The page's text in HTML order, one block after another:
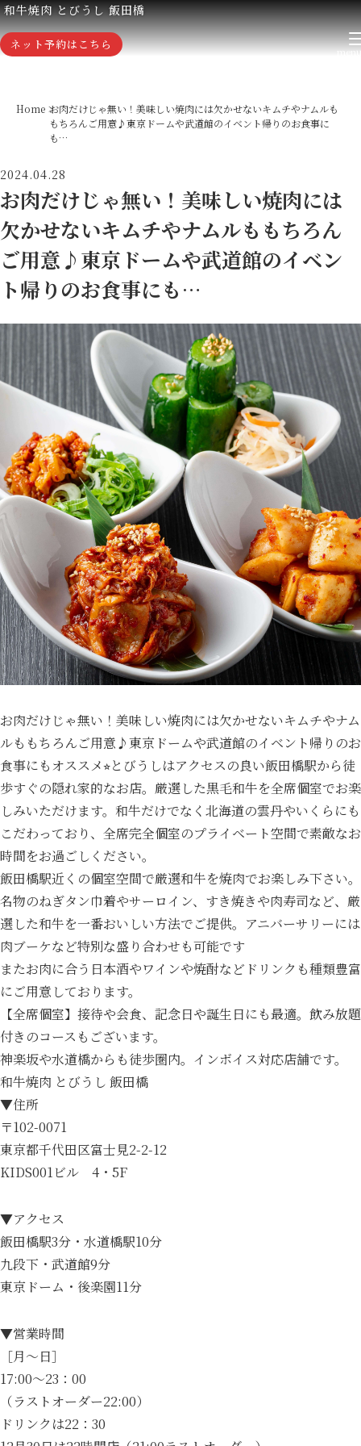
和牛焼肉 とびうし 飯田橋
ネット予約はこちら
Home お肉だけじゃ無い！美味しい焼肉には欠かせないキムチやナムルも
もちろんご用意♪東京ドームや武道館のイベント帰りのお食事に
も…
2024.04.28
お肉だけじゃ無い！美味しい焼肉には
欠かせないキムチやナムルももちろん
ご用意♪東京ドームや武道館のイベン
ト帰りのお食事にも…
お肉だけじゃ無い！美味しい焼肉には欠かせないキムチやナム
ルももちろんご用意♪東京ドームや武道館のイベント帰りのお
食事にもオススメ⭐︎とびうしはアクセスの良い飯田橋駅から徒
歩すぐの隠れ家的なお店。厳選した黒毛和牛を全席個室でお楽
しみいただけます。和牛だけでなく北海道の雲丹やいくらにも
こだわっており、全席完全個室のプライベート空間で素敵なお
時間をお過ごしください。
飯田橋駅近くの個室空間で厳選和牛を焼肉でお楽しみ下さい。
名物のねぎタン巾着やサーロイン、すき焼きや肉寿司など、厳
選した和牛を一番おいしい方法でご提供。アニバーサリーには
肉ブーケなど特別な盛り合わせも可能です
またお肉に合う日本酒やワインや焼酎などドリンクも種類豊富
にご用意しております。
【全席個室】接待や会食、記念日や誕生日にも最適。飲み放題
付きのコースもございます。
神楽坂や水道橋からも徒歩圏内。インボイス対応店舗です。
和牛焼肉 とびうし 飯田橋
▼住所
〒102-0071
東京都千代田区富士見2-2-12
KIDS001ビル 4・5F
▼アクセス
飯田橋駅3分・水道橋駅10分
九段下・武道館9分
東京ドーム・後楽園11分
▼営業時間
［月～日］
17:00～23：00
（ラストオーダー22:00）
ドリンクは22：30